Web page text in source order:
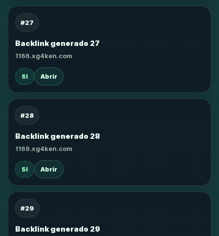
#27
Backlink generado 27
1166.xg4ken.com
SI Abrir
#28
Backlink generado 28
1169.xg4ken.com
SI Abrir
#29
Backlink generado 29